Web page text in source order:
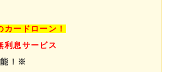
ードローン！
利息サービス
能！※